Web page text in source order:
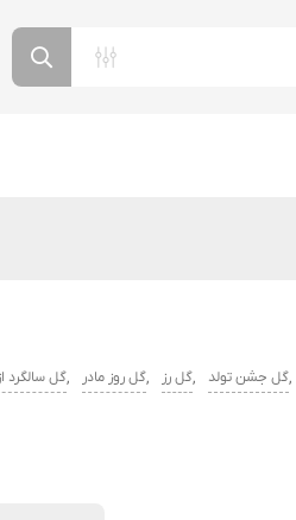
,گل جشن تولد ,گل رز ,گل روز مادر ,گل سالگرد